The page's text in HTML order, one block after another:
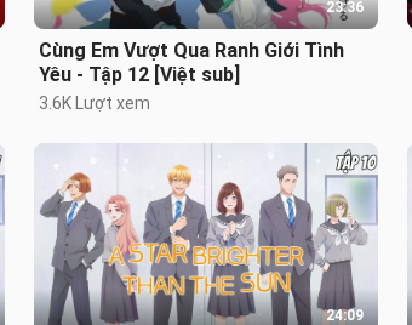
23:36
Cùng Em Vượt Qua Ranh Giới Tình
Yêu - Tập 12 [Việt sub]
3.6K Lượt xem
24:09